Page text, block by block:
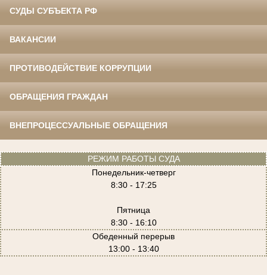
СУДЫ СУБЪЕКТА РФ
ВАКАНСИИ
ПРОТИВОДЕЙСТВИЕ КОРРУПЦИИ
ОБРАЩЕНИЯ ГРАЖДАН
ВНЕПРОЦЕССУАЛЬНЫЕ ОБРАЩЕНИЯ
РЕЖИМ РАБОТЫ СУДА
Понедельник-четверг
8:30 - 17:25
Пятница
8:30 - 16:10
Обеденный перерыв
13:00 - 13:40